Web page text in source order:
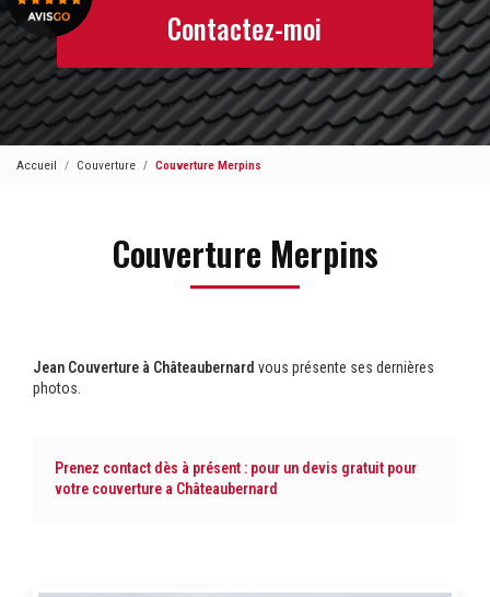
Contactez-moi
Voir le certificat
Accueil Couverture Couverture Merpins
Couverture Merpins
Jean Couverture à Châteaubernard vous présente ses dernières
photos.
Prenez contact dès à présent : pour un devis gratuit pour
votre couverture a Châteaubernard